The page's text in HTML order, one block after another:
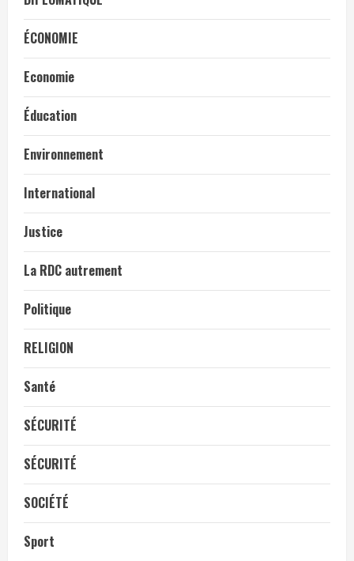
ÉCONOMIE
Economie
Éducation
Environnement
International
Justice
La RDC autrement
Politique
RELIGION
Santé
SÉCURITÉ
SÉCURITÉ
SOCIÉTÉ
Sport